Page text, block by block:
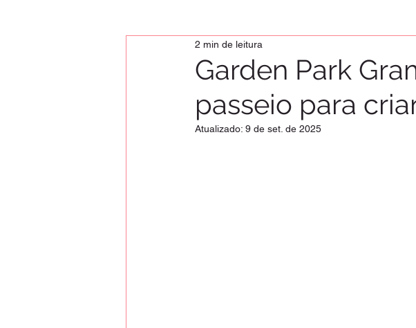
Club - nossos descontos
Garden Park
passeio para
2 min de leitura
Atualizado: 9 de set. de 2025